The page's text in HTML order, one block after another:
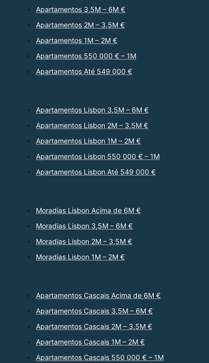
Apartamentos 3,5M – 6M €
Apartamentos 2M – 3,5M €
Apartamentos 1M – 2M €
Apartamentos 550 000 € – 1M
Apartamentos Até 549 000 €
Apartamentos Lisbon 3,5M – 6M €
Apartamentos Lisbon 2M – 3,5M €
Apartamentos Lisbon 1M – 2M €
Apartamentos Lisbon 550 000 € – 1M
Apartamentos Lisbon Até 549 000 €
Moradias Lisbon Acima de 6M €
Moradias Lisbon 3,5M – 6M €
Moradias Lisbon 2M – 3,5M €
Moradias Lisbon 1M – 2M €
Apartamentos Cascais Acima de 6M €
Apartamentos Cascais 3,5M – 6M €
Apartamentos Cascais 2M – 3,5M €
Apartamentos Cascais 1M – 2M €
Apartamentos Cascais 550 000 € – 1M